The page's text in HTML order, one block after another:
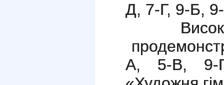
Д, 7-Г, 9-Б,
Високий
А, 5-В, 9-Г